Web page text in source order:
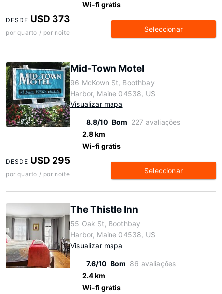
Wi-fi grátis
DESDE USD 373
por quarto / por noite Seleccionar
Mid-Town Motel
96 McKown St, Boothbay
Harbor, Maine 04538, US
Visualizar mapa
8.8/10 Bom 227 avaliações
2.8 km
Wi-fi grátis
DESDE USD 295
por quarto / por noite Seleccionar
The Thistle Inn
55 Oak St, Boothbay
Harbor, Maine 04538, US
Visualizar mapa
7.6/10 Bom 86 avaliações
2.4 km
Wi-fi grátis